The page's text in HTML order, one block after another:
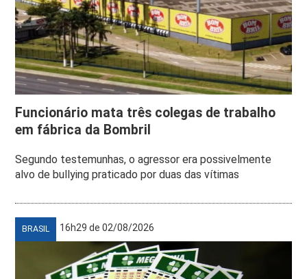
Funcionário mata três colegas de trabalho
em fábrica da Bombril
Segundo testemunhas, o agressor era possivelmente
alvo de bullying praticado por duas das vítimas
BRASIL 16h29 de 02/08/2026